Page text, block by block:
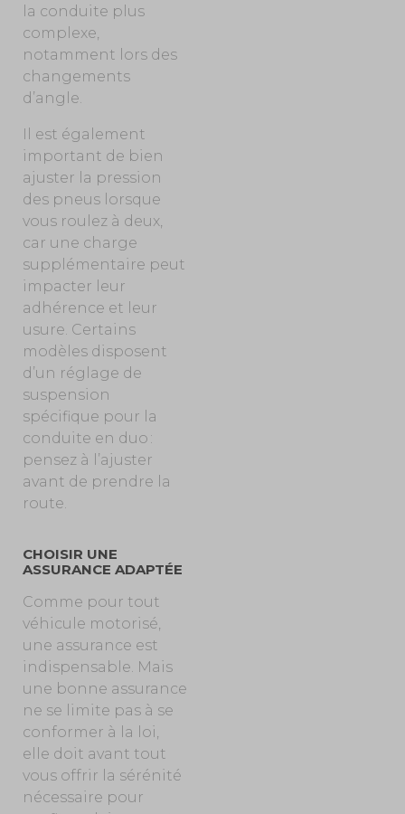
la conduite plus
complexe,
notamment lors des
changements
d’angle.
Il est également
important de bien
ajuster la pression
des pneus lorsque
vous roulez à deux,
car une charge
supplémentaire peut
impacter leur
adhérence et leur
usure. Certains
modèles disposent
d’un réglage de
suspension
spécifique pour la
conduite en duo :
pensez à l’ajuster
avant de prendre la
route.
CHOISIR UNE
ASSURANCE ADAPTÉE
Comme pour tout
véhicule motorisé,
une assurance est
indispensable. Mais
une bonne assurance
ne se limite pas à se
conformer à la loi,
elle doit avant tout
vous offrir la sérénité
nécessaire pour